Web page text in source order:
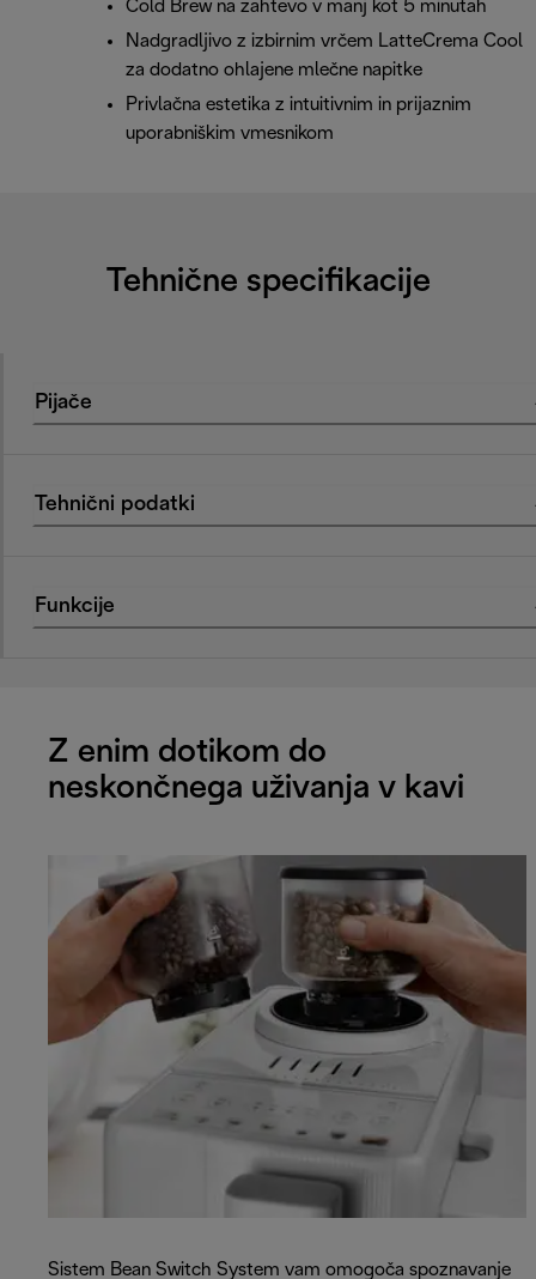
Cold Brew na zahtevo v manj kot 5 minutah
Nadgradljivo z izbirnim vrčem LatteCrema Cool
za dodatno ohlajene mlečne napitke
Privlačna estetika z intuitivnim in prijaznim
uporabniškim vmesnikom
Tehnične specifikacije
Pijače
Tehnični podatki
Funkcije
Z enim dotikom do
neskončnega uživanja v kavi
Sistem Bean Switch System vam omogoča spoznavanje